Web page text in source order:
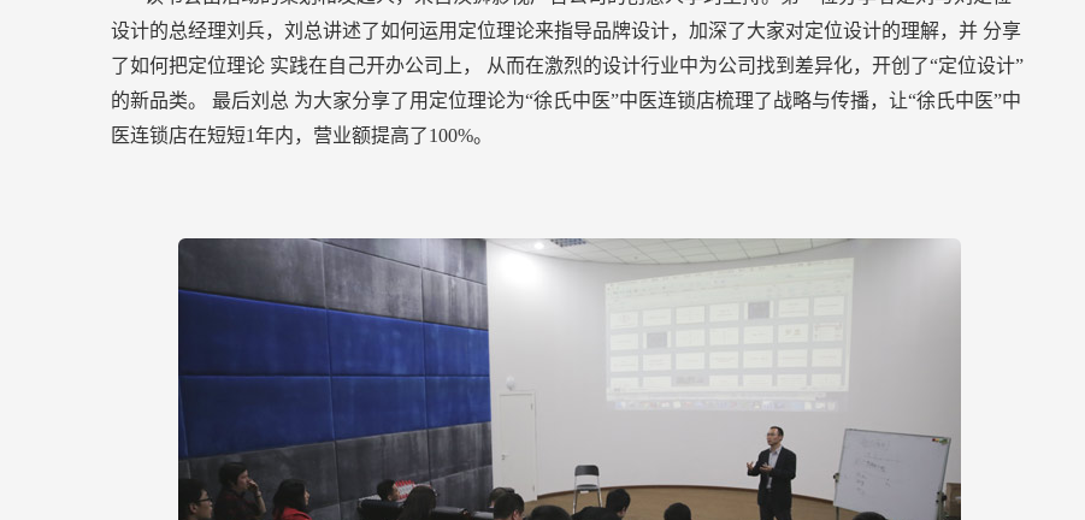
设计的总经理刘兵，刘总讲述了如何运用定位理论来指导品牌设计，加深了大家对定位设计的理解，并 分享
了如何把定位理论 实践在自己开办公司上，
从而在激烈的设计行业中为公司找到差异化，开创了“定位设计”
的新品类。 最后刘总 为大家分享了用定位理论为“徐氏中医”中医连锁店梳理了战略与传播，让“徐氏中医”中
医连锁店在短短1年内，营业额提高了100%。